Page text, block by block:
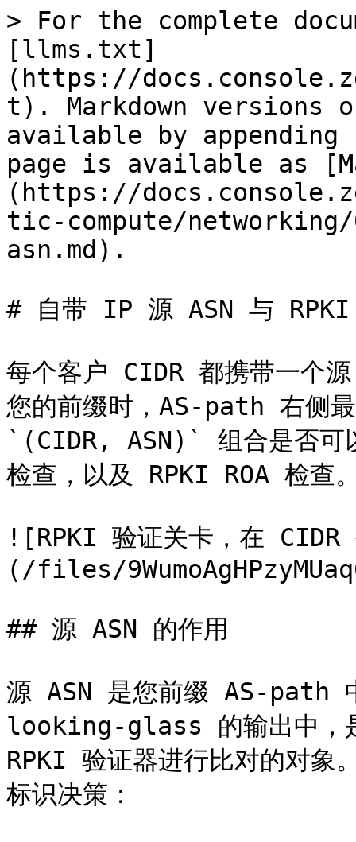
> For the complete
[llms.txt]
(https://
t). Markdown versions
available by
page is available as
(https://
tic-compute/
asn.md).
# 自带 IP 源 ASN 与 RPKI
每个客户 CIDR 都携带一个
您的前缀时，AS-path 右侧
`(CIDR, ASN)` 组合是否可
检查，以及 RPKI ROA 检查
![RPKI 验证关卡，在 CIDR
(/files/
## 源 ASN 的作用
源 ASN 是您前缀 AS-path
looking-glass 的输出中，是
RPKI 验证器进行比对的对象
标识决策：